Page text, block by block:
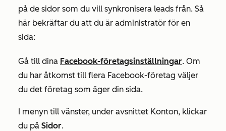
på de sidor som du vill synkronisera leads från. Så
här bekräftar du att du är administratör för en
sida:
Gå till dina Facebook-företagsinställningar. Om
du har åtkomst till flera Facebook-företag väljer
du det företag som äger din sida.
I menyn till vänster, under avsnittet Konton, klickar
du på Sidor.